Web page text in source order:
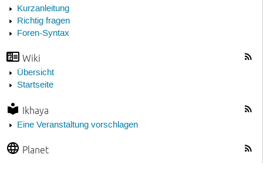
Kurzanleitung
Richtig fragen
Foren-Syntax
Wiki
Übersicht
Startseite
Ikhaya
Eine Veranstaltung vorschlagen
Planet